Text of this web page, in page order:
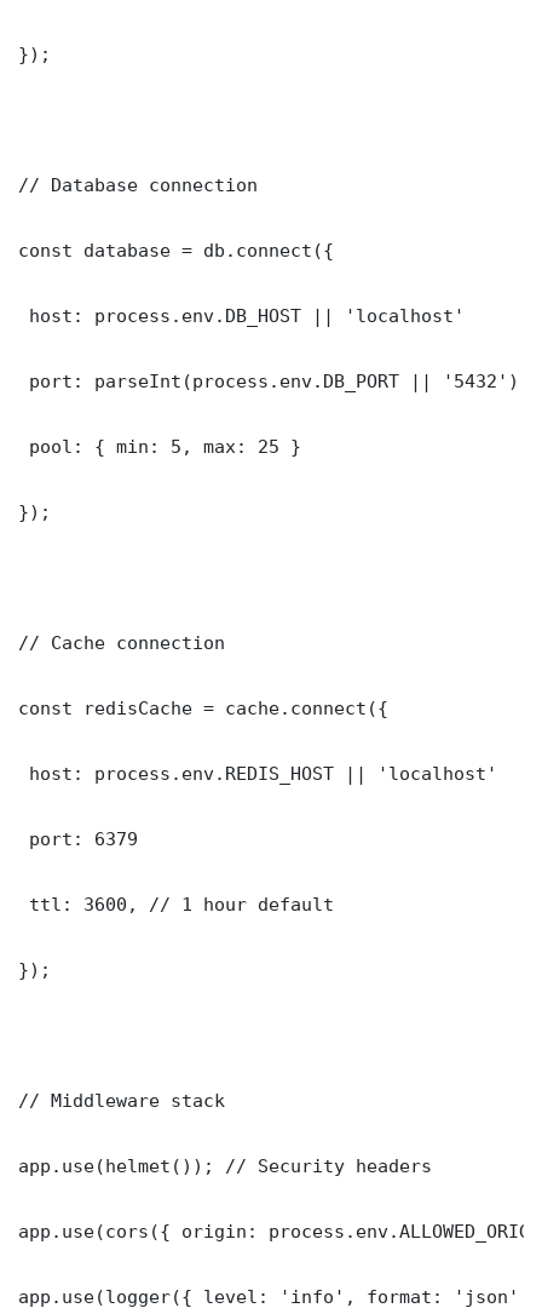
});
// Database connection
const database = db.connect({
host: process.env.DB_HOST || 'localhost'
port: parseInt(process.env.DB_PORT || '5432')
pool: { min: 5, max: 25 }
});
// Cache connection
const redisCache = cache.connect({
host: process.env.REDIS_HOST || 'localhost'
port: 6379
ttl: 3600, // 1 hour default
});
// Middleware stack
app.use(helmet()); // Security headers
app.use(cors({ origin:
app.use(logger({ level: 'info', format: 'json'